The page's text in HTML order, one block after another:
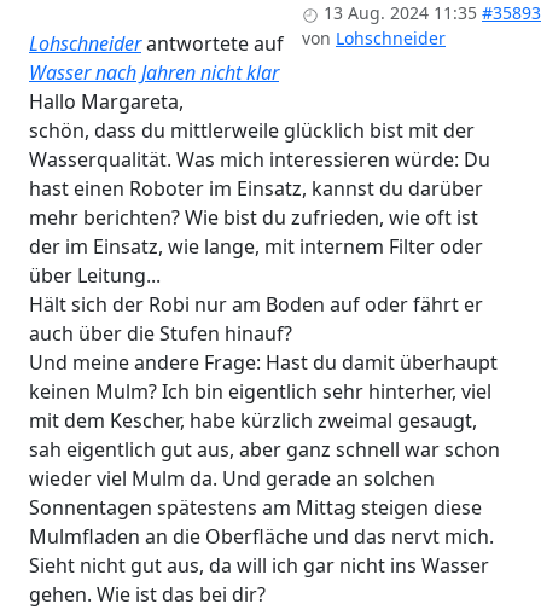
13 Aug. 2024 11:35 #35893
von Lohschneider
Lohschneiderantwortete auf
Wasser nach Jahren nicht klar
Hallo Margareta,
schön, dass du mittlerweile glücklich bist mit der
Wasserqualität. Was mich interessieren würde: Du
hast einen Roboter im Einsatz, kannst du darüber
mehr berichten? Wie bist du zufrieden, wie oft ist
der im Einsatz, wie lange, mit internem Filter oder
über Leitung...
Hält sich der Robi nur am Boden auf oder fährt er
auch über die Stufen hinauf?
Und meine andere Frage: Hast du damit überhaupt
keinen Mulm? Ich bin eigentlich sehr hinterher, viel
mit dem Kescher, habe kürzlich zweimal gesaugt,
sah eigentlich gut aus, aber ganz schnell war schon
wieder viel Mulm da. Und gerade an solchen
Sonnentagen spätestens am Mittag steigen diese
Mulmfladen an die Oberfläche und das nervt mich.
Sieht nicht gut aus, da will ich gar nicht ins Wasser
gehen. Wie ist das bei dir?